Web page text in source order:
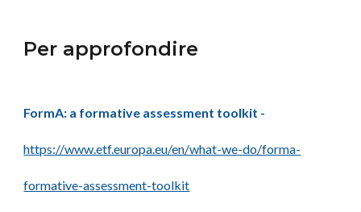
Per approfondire
FormA: a formative assessment toolkit -
https://www.etf.europa.eu/en/what-we-do/forma-
formative-assessment-toolkit